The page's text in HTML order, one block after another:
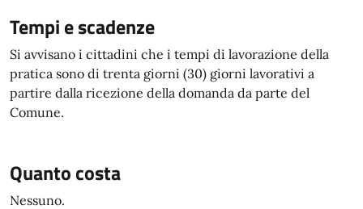
Tempi e scadenze
Si avvisano i cittadini che i tempi di lavorazione della
pratica sono di trenta giorni (30) giorni lavorativi a
partire dalla ricezione della domanda da parte del
Comune.
Quanto costa
Nessuno.